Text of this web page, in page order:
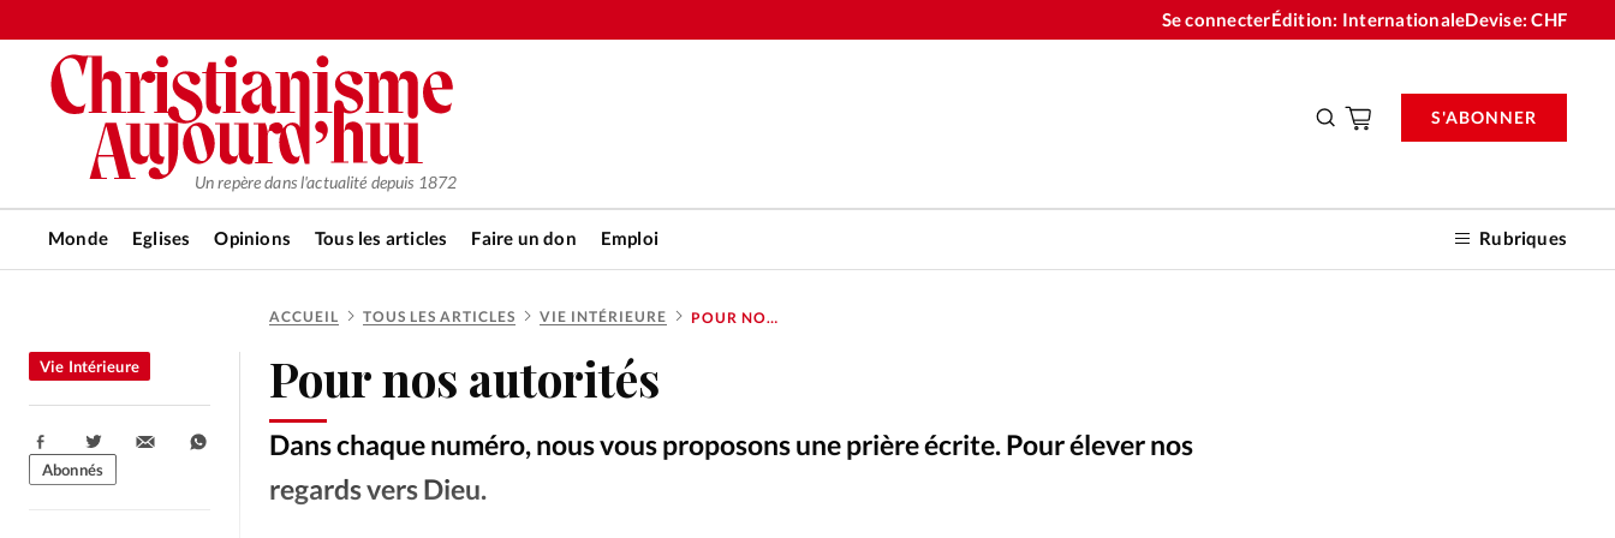
Se connecterÉdition: InternationaleDevise:CHF
Un repère dans l'actualité depuis 1872
Monde Eglises Opinions Tous les articles Faire un don Emploi Rubriques
S'ABONNER
RUBRIQUES
Tous les articles
Actualité chrétienne
Actualité internationale
Chronique
ACCUEIL TOUS LES ARTICLES VIE INTÉRIEURE POUR NOS AUTORITÉS
Pour nos autorités
Dans chaque numéro, nous vous proposons une prière écrite. Pour élever nos
regards vers Dieu.
Vie Intérieure
Partager:
Abonnés